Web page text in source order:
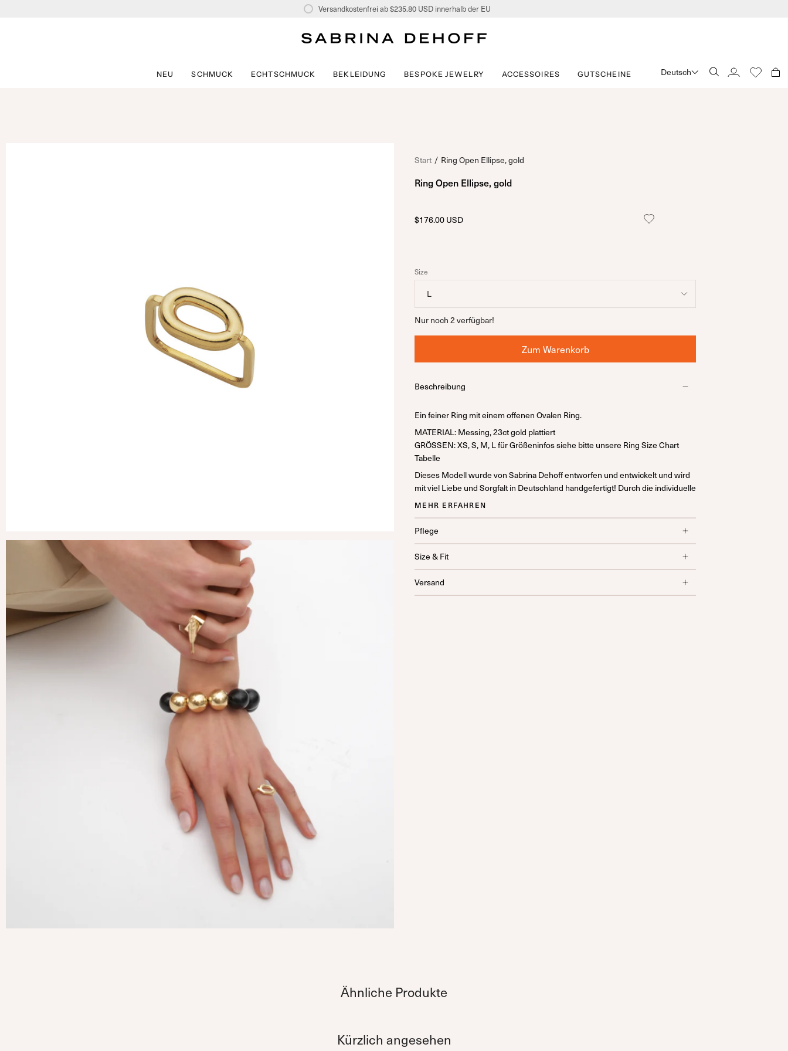
Versandkostenfrei ab$235.80 USD innerhalb der EU
NEU SCHMUCK ECHTSCHMUCK BEKLEIDUNG BESPOKE JEWELRY ACCESSOIRES GUTSCHEINE Deutsch SUCHEKONTO
Start / Ring Open Ellipse, gold
Ring Open Ellipse, gold
$176.00 USD
Size
L
Nur noch2verfügbar!
Zum Warenkorb
Beschreibung
Ein feiner Ring mit einem offenen Ovalen Ring.
MATERIAL: Messing, 23ct gold plattiert
GRÖSSEN: XS, S, M, L für Größeninfos siehe bitte unsere Ring Size Chart
Tabelle
Dieses Modell wurde von Sabrina Dehoff entworfen und entwickelt und wird
mit viel Liebe und Sorgfalt in Deutschland handgefertigt! Durch die individuelle
MEHR ERFAHREN
Pflege
Size & Fit
Versand
Ähnliche Produkte
Kürzlich angesehen